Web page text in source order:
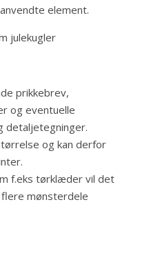
element.
julekugler
prikkebrev,
og eventuelle
detaljetegninger.
og kan derfor
f.eks tørklæder vil det
mønsterdele